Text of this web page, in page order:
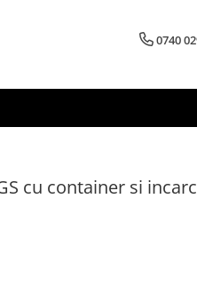
0740
cu container si